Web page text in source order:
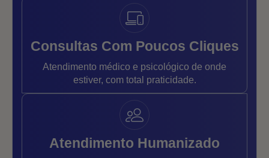
Consultas Com Poucos Cliques
Atendimento médico e psicológico de onde
estiver, com total praticidade.
Atendimento Humanizado